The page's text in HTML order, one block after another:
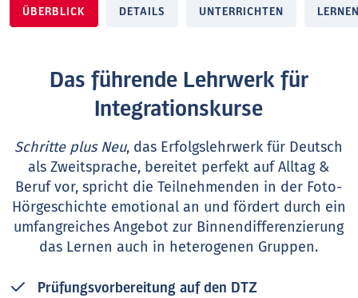
ÜBERBLICK DETAILS UNTERRICHTEN
Das führende Lehrwerk für
Integrationskurse
Schritte plus Neu, das Erfolgslehrwerk für Deutsch
als Zweitsprache, bereitet perfekt auf Alltag &
Beruf vor, spricht die Teilnehmenden in der Foto-
Hörgeschichte emotional an und fördert durch ein
umfangreiches Angebot zur Binnendifferenzierung
das Lernen auch in heterogenen Gruppen.
Prüfungsvorbereitung auf den DTZ